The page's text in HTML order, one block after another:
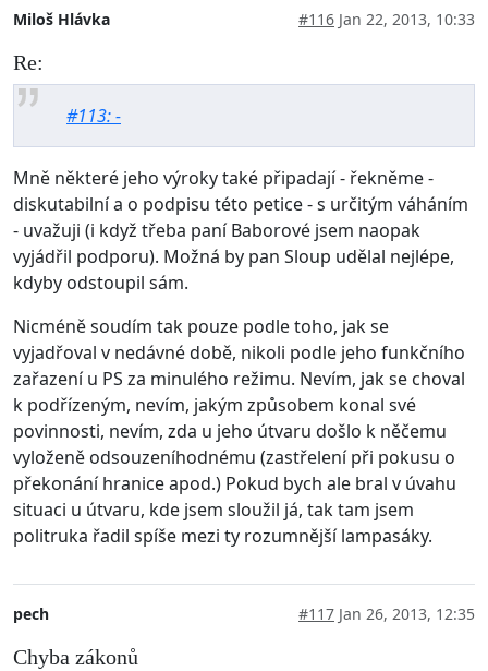
Miloš Hlávka #116 Jan 22, 2013, 10:33
Re:
#113: -
Mně některé jeho výroky také připadají - řekněme -
diskutabilní a o podpisu této petice - s určitým váháním
- uvažuji (i když třeba paní Baborové jsem naopak
vyjádřil podporu). Možná by pan Sloup udělal nejlépe,
kdyby odstoupil sám.
Nicméně soudím tak pouze podle toho, jak se
vyjadřoval v nedávné době, nikoli podle jeho funkčního
zařazení u PS za minulého režimu. Nevím, jak se choval
k podřízeným, nevím, jakým způsobem konal své
povinnosti, nevím, zda u jeho útvaru došlo k něčemu
vyloženě odsouzeníhodnému (zastřelení při pokusu o
překonání hranice apod.) Pokud bych ale bral v úvahu
situaci u útvaru, kde jsem sloužil já, tak tam jsem
politruka řadil spíše mezi ty rozumnější lampasáky.
pech #117 Jan 26, 2013, 12:35
Chyba zákonů